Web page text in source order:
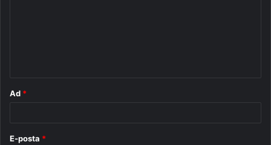
Ad *
E-posta *